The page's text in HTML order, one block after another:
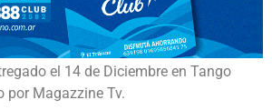
el 14 de Diciembre en Tango
por Magazzine Tv.